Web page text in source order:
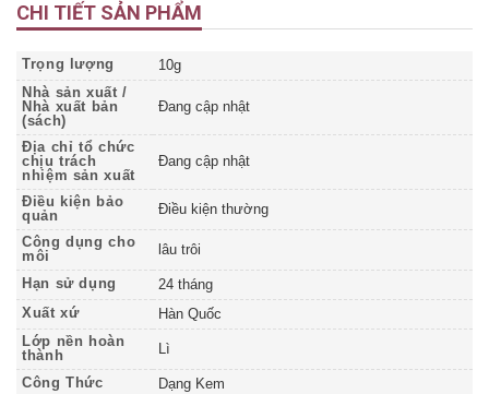
CHI TIẾT SẢN PHẨM
Trọng lượng
10g
Nhà sản xuất /
Nhà xuất bản
(sách)
Đang cập nhật
Địa chỉ tổ chức
chịu trách
nhiệm sản xuất
Đang cập nhật
Điều kiện bảo
quản
Điều kiện thường
Công dụng cho
môi
lâu trôi
Hạn sử dụng
24 tháng
Xuất xứ
Hàn Quốc
Lớp nền hoàn
thành
Lì
Công Thức
Dạng Kem